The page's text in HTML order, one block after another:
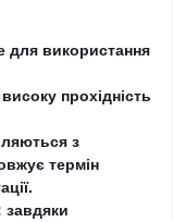
для використання
прохідність
з
термін
завдяки